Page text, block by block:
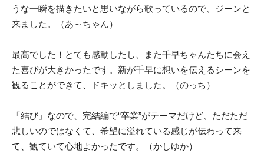
うな一瞬を描きたいと思いながら歌っているので、ジーンと
来ました。（あ～ちゃん）
最高でした！とても感動したし、また千早ちゃんたちに会え
た喜びが大きかったです。新が千早に想いを伝えるシーンを
観ることができて、ドキッとしました。（のっち）
「結び」なので、完結編で“卒業”がテーマだけど、ただただ
悲しいのではなくて、希望に溢れている感じが伝わって来
て、観ていて心地よかったです。（かしゆか）